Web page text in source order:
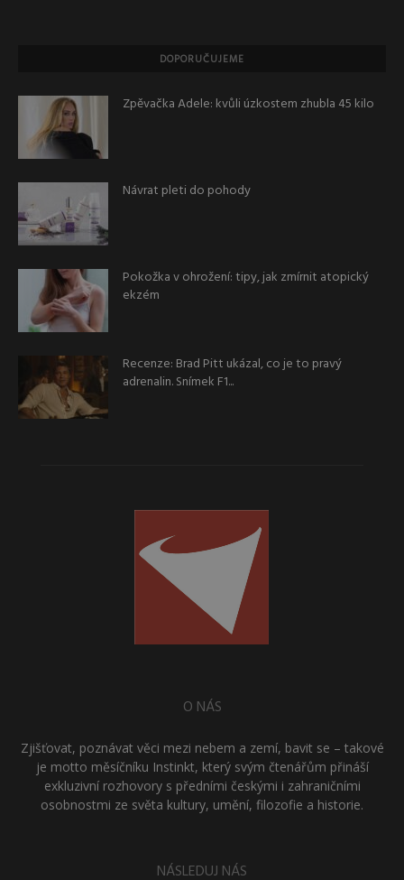
DOPORUČUJEME
Zpěvačka Adele: kvůli úzkostem zhubla 45 kilo
Návrat pleti do pohody
Pokožka v ohrožení: tipy, jak zmírnit atopický
ekzém
Recenze: Brad Pitt ukázal, co je to pravý
adrenalin. Snímek F1...
O NÁS
Zjišťovat, poznávat věci mezi nebem a zemí, bavit se – takové
je motto měsíčníku Instinkt, který svým čtenářům přináší
exkluzivní rozhovory s předními českými i zahraničními
osobnostmi ze světa kultury, umění, filozofie a historie.
NÁSLEDUJ NÁS